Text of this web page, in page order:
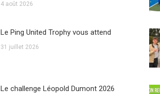
4 août 2026
Le Ping United Trophy vous attend
31 juillet 2026
Le challenge Léopold Dumont 2026